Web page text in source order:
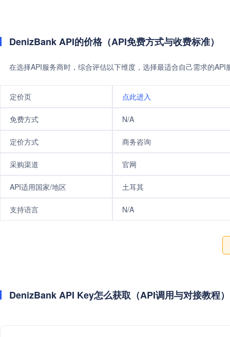
DenizBank API的价格（API免费方式与收费标准）
在选择API服务商时，综合评估以下维度，选择最适合自己需求的
定价页 点此进入
免费方式 N/A
定价方式 商务咨询
采购渠道 官网
API适用国家/地区 土耳其
支持语言 N/A
DenizBank API Key怎么获取（API调用与对接教程）